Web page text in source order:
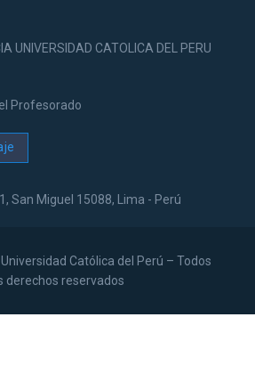
UNIVERSIDAD CATOLICA DEL PERU
Profesorado
San Miguel 15088, Lima - Perú
Católica del Perú – Todos
derechos reservados